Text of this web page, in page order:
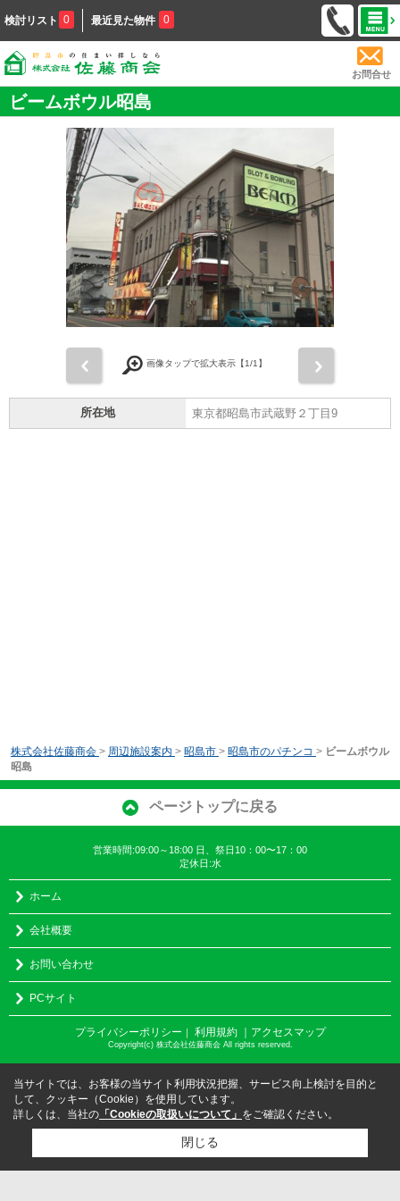
検討リスト 0 最近見た物件 0
お問合せ
ビームボウル昭島
画像タップで拡大表示【1/1】
所在地 東京都昭島市武蔵野２丁目9
株式会社佐藤商会 > 周辺施設案内 > 昭島市 > 昭島市のパチンコ > ビームボウル
昭島
ページトップに戻る
営業時間:09:00～18:00 日、祭日10：00〜17：00
定休日:水
ホーム
会社概要
お問い合わせ
PCサイト
プライバシーポリシー ｜ 利用規約 ｜アクセスマップ
Copyright(c) 株式会社佐藤商会 All rights reserved.
当サイトでは、お客様の当サイト利用状況把握、サービス向上検討を目的と
して、クッキー（Cookie）を使用しています。
詳しくは、当社の 「Cookieの取扱いについて」 をご確認ください。
閉じる